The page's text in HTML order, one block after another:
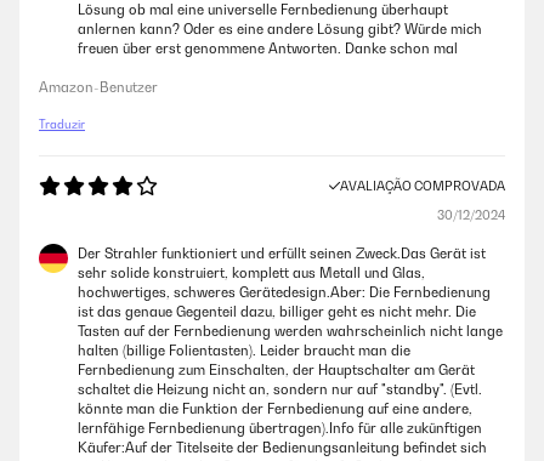
Lösung ob mal eine universelle Fernbedienung überhaupt
anlernen kann? Oder es eine andere Lösung gibt? Würde mich
freuen über erst genommene Antworten. Danke schon mal
Amazon-Benutzer
Traduzir
AVALIAÇÃO COMPROVADA
30/12/2024
Der Strahler funktioniert und erfüllt seinen Zweck.Das Gerät ist
sehr solide konstruiert, komplett aus Metall und Glas,
hochwertiges, schweres Gerätedesign.Aber: Die Fernbedienung
ist das genaue Gegenteil dazu, billiger geht es nicht mehr. Die
Tasten auf der Fernbedienung werden wahrscheinlich nicht lange
halten (billige Folientasten). Leider braucht man die
Fernbedienung zum Einschalten, der Hauptschalter am Gerät
schaltet die Heizung nicht an, sondern nur auf "standby". (Evtl.
könnte man die Funktion der Fernbedienung auf eine andere,
lernfähige Fernbedienung übertragen).Info für alle zukünftigen
Käufer:Auf der Titelseite der Bedienungsanleitung befindet sich